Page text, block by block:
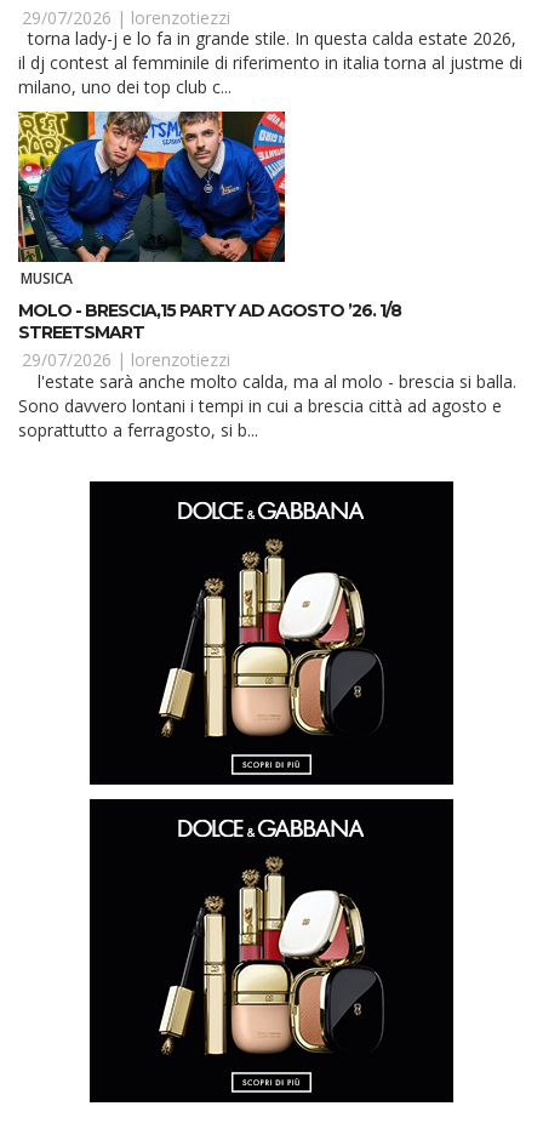
29/07/2026 | lorenzotiezzi
torna lady-j e lo fa in grande stile. In questa calda estate 2026,
il dj contest al femminile di riferimento in italia torna al justme di
milano, uno dei top club c...
MUSICA
MOLO - BRESCIA,15 PARTY AD AGOSTO ’26. 1/8
STREETSMART
29/07/2026 | lorenzotiezzi
Sono davvero lontani i tempi in cui a brescia città ad agosto e
soprattutto a ferragosto, si b...